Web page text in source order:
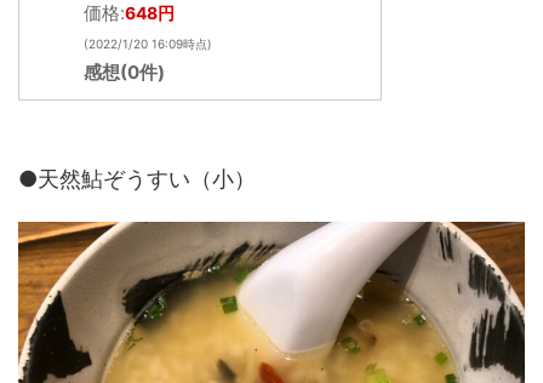
価格:648円
(2022/1/20 16:09時点)
感想(0件)
●天然鮎ぞうすい（小）